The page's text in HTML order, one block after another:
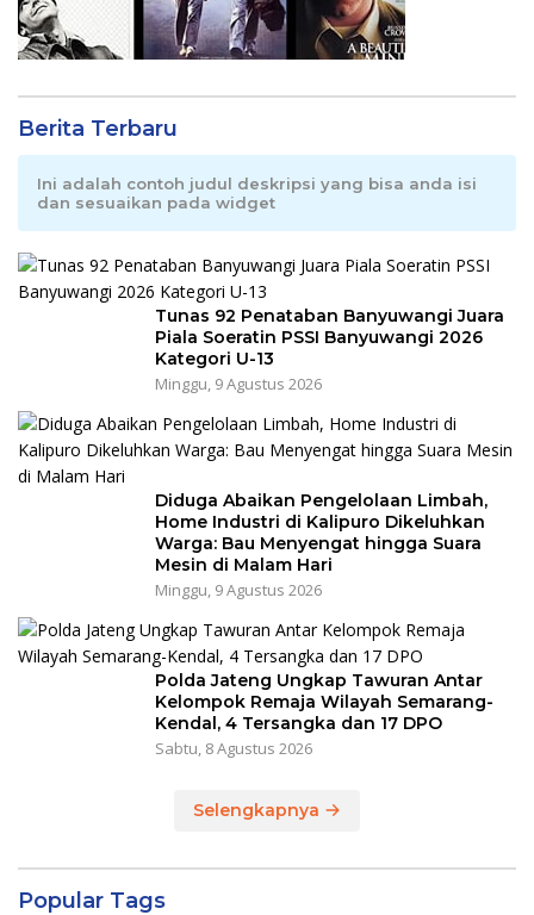
Berita Terbaru
Ini adalah contoh judul deskripsi yang bisa anda isi
dan sesuaikan pada widget
Tunas 92 Penataban Banyuwangi Juara
Piala Soeratin PSSI Banyuwangi 2026
Kategori U-13
Minggu, 9 Agustus 2026
Diduga Abaikan Pengelolaan Limbah,
Home Industri di Kalipuro Dikeluhkan
Warga: Bau Menyengat hingga Suara
Mesin di Malam Hari
Minggu, 9 Agustus 2026
Polda Jateng Ungkap Tawuran Antar
Kelompok Remaja Wilayah Semarang-
Kendal, 4 Tersangka dan 17 DPO
Sabtu, 8 Agustus 2026
Selengkapnya
Popular Tags